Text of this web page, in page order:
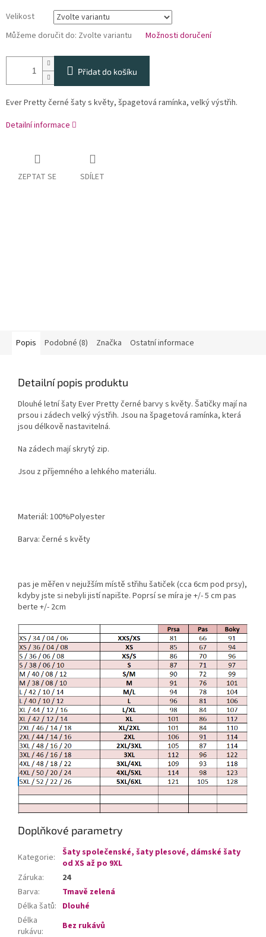
Velikost
Můžeme doručit do: Zvolte variantu Možnosti doručení
Přidat do košíku
Ever Pretty černé šaty s květy, špagetová ramínka, velký výstřih.
Detailní informace
ZEPTAT SE SDÍLET
Popis Podobné (8) Značka Ostatní informace
Detailní popis produktu
Dlouhé letní šaty Ever Pretty černé barvy s květy. Šatičky mají na
prsou i zádech velký výstřih. Jsou na špagetová ramínka, která
jsou délkově nastavitelná.
Na zádech mají skrytý zip.
Jsou z příjemného a lehkého materiálu.
Materiál: 100%Polyester
Barva: černé s květy
pas je měřen v nejužším místě střihu šatiček (cca 6cm pod prsy),
kdyby jste si nebyli jistí napište. Poprsí se míra je +/- 5 cm pas
berte +/- 2cm
Doplňkové parametry
Kategorie:
Šaty společenské, šaty plesové, dámské šaty
od XS až po 9XL
Záruka:
24
Barva:
Tmavě zelená
Délka šatů: Dlouhé
Délka
rukávu: Bez rukávů